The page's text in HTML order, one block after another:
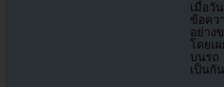
เมื่อ
ข้อคว
อย่าง
โดยเ
บนรถ
เป็นกั